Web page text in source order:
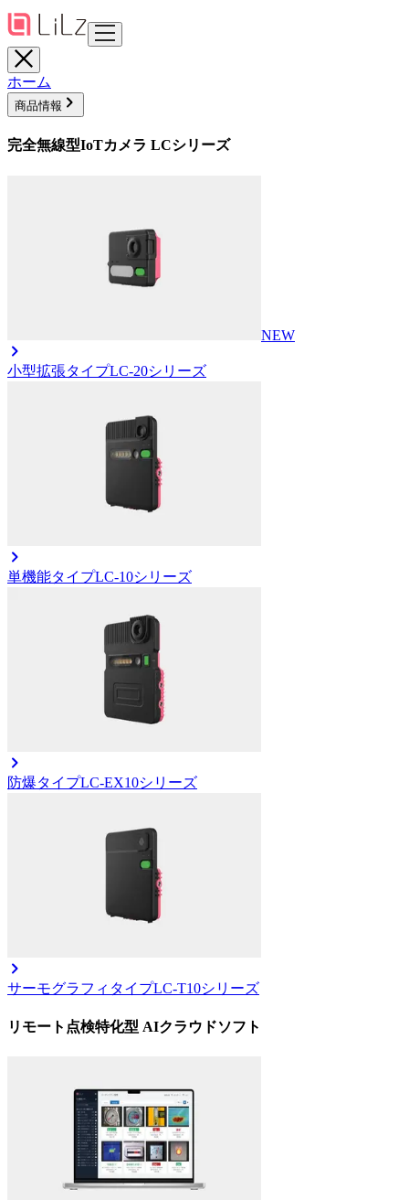
ホーム
商品情報
完全無線型IoTカメラ LCシリーズ
NEW
小型拡張タイプLC-20シリーズ
単機能タイプLC-10シリーズ
防爆タイプLC-EX10シリーズ
サーモグラフィタイプLC-T10シリーズ
リモート点検特化型 AIクラウドソフト